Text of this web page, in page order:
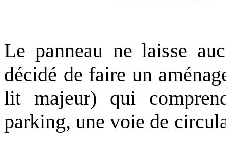
Le panneau ne laisse
décidé de faire un
lit majeur) qui
parking, une voie de